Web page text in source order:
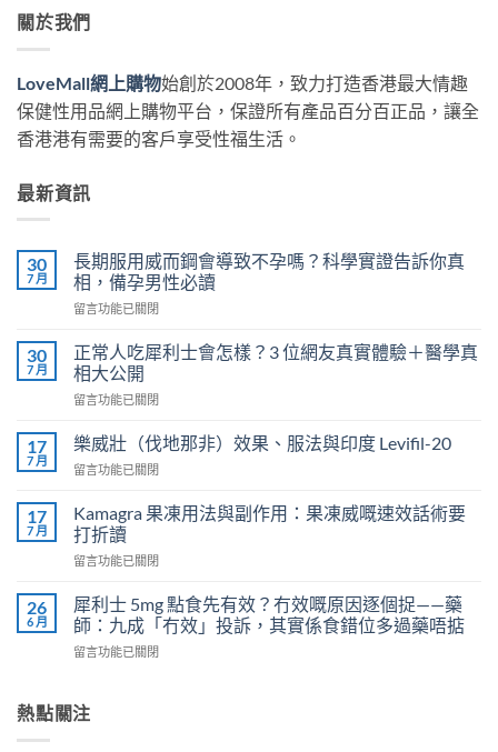
關於我們
LoveMall網上購物始創於2008年，致力打造香港最大情趣
保健性用品網上購物平台，保證所有產品百分百正品，讓全
香港港有需要的客戶享受性福生活。
最新資訊
30
7 月
長期服用威而鋼會導致不孕嗎？科學實證告訴你真
相，備孕男性必讀
在
期
服
用
威
鋼
導
不
孕
嗎？
實
證
告
真
相，
留言功能已關閉
30
7 月
正常人吃犀利士會怎樣？3 位網友真實體驗＋醫學真
相大公開
在
常
人
吃
利
士
怎
3
位
網
實
體
留言功能已關閉
17
7 月
樂威壯（伐地那非）效果、服法與印度 Levifil-20
在
威
壯
（伐
地
非）
效
果、
服
印
留言功能已關閉
17
7 月
Kamagra 果凍用法與副作用：果凍威嘅速效話術要
打折讀
在
果
凍
用
法
作
留言功能已關閉
26
6 月
犀利士 5mg 點食先有效？冇效嘅原因逐個捉——藥
師：九成「冇效」投訴，其實係食錯位多過藥唔掂
在
士
5mg
留言功能已關閉
熱點關注